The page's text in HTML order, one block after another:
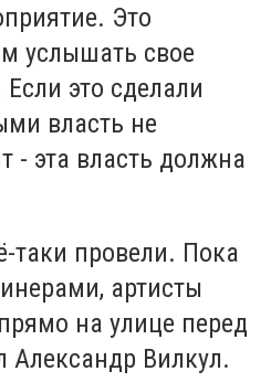
Это
услышать свое
это сделали
власть не
- эта власть должна
таки провели. Пока
артисты
на улице перед
Вилкул.